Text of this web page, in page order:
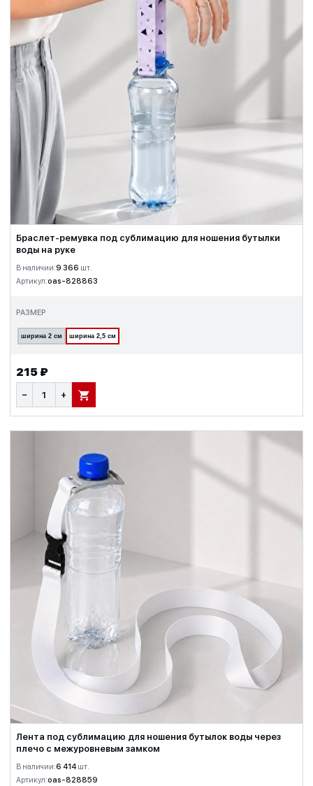
Браслет-ремувка под сублимацию для ношения бутылки
воды на руке
В наличии:9 366 шт.
Артикул:oas-828863
РАЗМЕР
ширина 2 см ширина 2,5 см
215 ₽
− + В КОРЗИНУ
Лента под сублимацию для ношения бутылок воды через
плечо с межуровневым замком
В наличии:6 414 шт.
Артикул:oas-828859